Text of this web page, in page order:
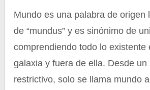
Mundo es una palabra de origen
de “mundus” y es sinónimo de
comprendiendo todo lo existente
galaxia y fuera de ella. Desde un
restrictivo, solo se llama mundo